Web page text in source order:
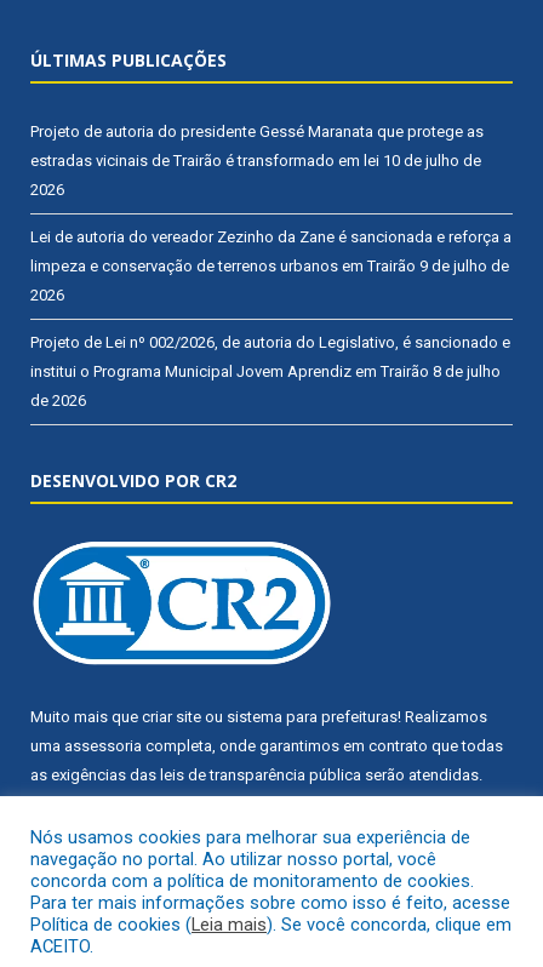
ÚLTIMAS PUBLICAÇÕES
Projeto de autoria do presidente Gessé Maranata que protege as
estradas vicinais de Trairão é transformado em lei 10 de julho de
2026
Lei de autoria do vereador Zezinho da Zane é sancionada e reforça a
limpeza e conservação de terrenos urbanos em Trairão 9 de julho de
2026
Projeto de Lei nº 002/2026, de autoria do Legislativo, é sancionado e
institui o Programa Municipal Jovem Aprendiz em Trairão 8 de julho
de 2026
DESENVOLVIDO POR CR2
Muito mais que criar site ou sistema para prefeituras! Realizamos
uma assessoria completa, onde garantimos em contrato que todas
as exigências das leis de transparência pública serão atendidas.
Conheça oPNTPe oRadar da Transparência Pública
Todos os direitos reservados a Câmara Municipal de Trairão.
Nós usamos cookies para melhorar sua experiência de
navegação no portal. Ao utilizar nosso portal, você
concorda com a política de monitoramento de cookies.
Para ter mais informações sobre como isso é feito, acesse
Política de cookies (Leia mais). Se você concorda, clique em
ACEITO.